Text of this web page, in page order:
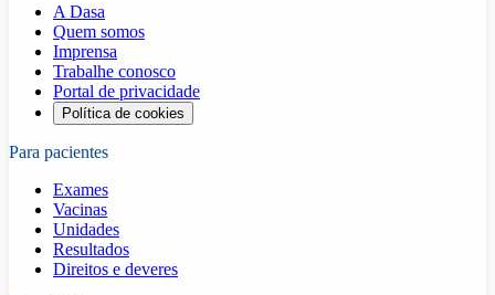
A Dasa
Quem somos
Imprensa
Trabalhe conosco
Portal de privacidade
Política de cookies
Para pacientes
Exames
Vacinas
Unidades
Resultados
Direitos e deveres